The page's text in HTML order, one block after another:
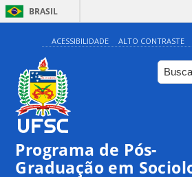
BRASIL
ACESSIBILIDADE ALTO CONTRASTE
Programa de Pós-
Graduação em